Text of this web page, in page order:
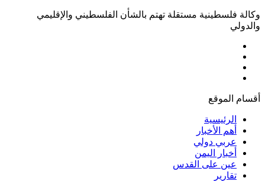
وكالة فلسطينية مستقلة تهتم بالشأن الفلسطيني والإقليمي
والدولي
أقسام الموقع
الرئيسية
أهم الأخبار
عربي دولي
أخبار اليمن
عين على القدس
تقارير